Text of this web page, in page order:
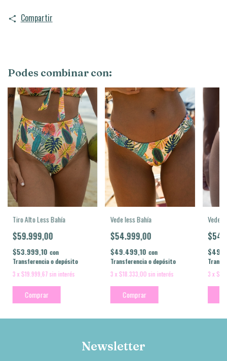
Compartir
Podes combinar con:
Tiro Alto Less Bahía
$59.999,00
$53.999,10 con
Transferencia o depósito
3 x $19.999,67 sin interés
Comprar
Vede less Bahía
$54.999,00
$49.499,10 con
Transferencia o depósito
3 x $18.333,00 sin interés
Comprar
Vede
3 x
Newsletter